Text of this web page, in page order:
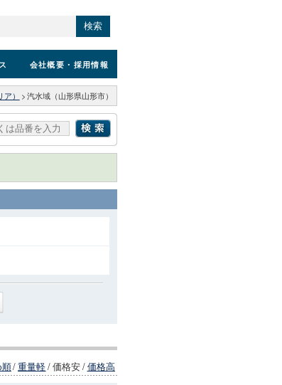
検索
会社概要 ・採用情報
） > 汽水域（山形県山形市）
/重量軽/価格安/価格高